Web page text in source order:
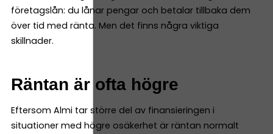
företagslån: du lånar pengar och betalar tillbaka dem
över tid med ränta. Men det finns några viktiga
skillnader.
Räntan är ofta högre
Eftersom Almi tar större del av finansieringen i
situationer med högre osäkerhet är räntan normalt